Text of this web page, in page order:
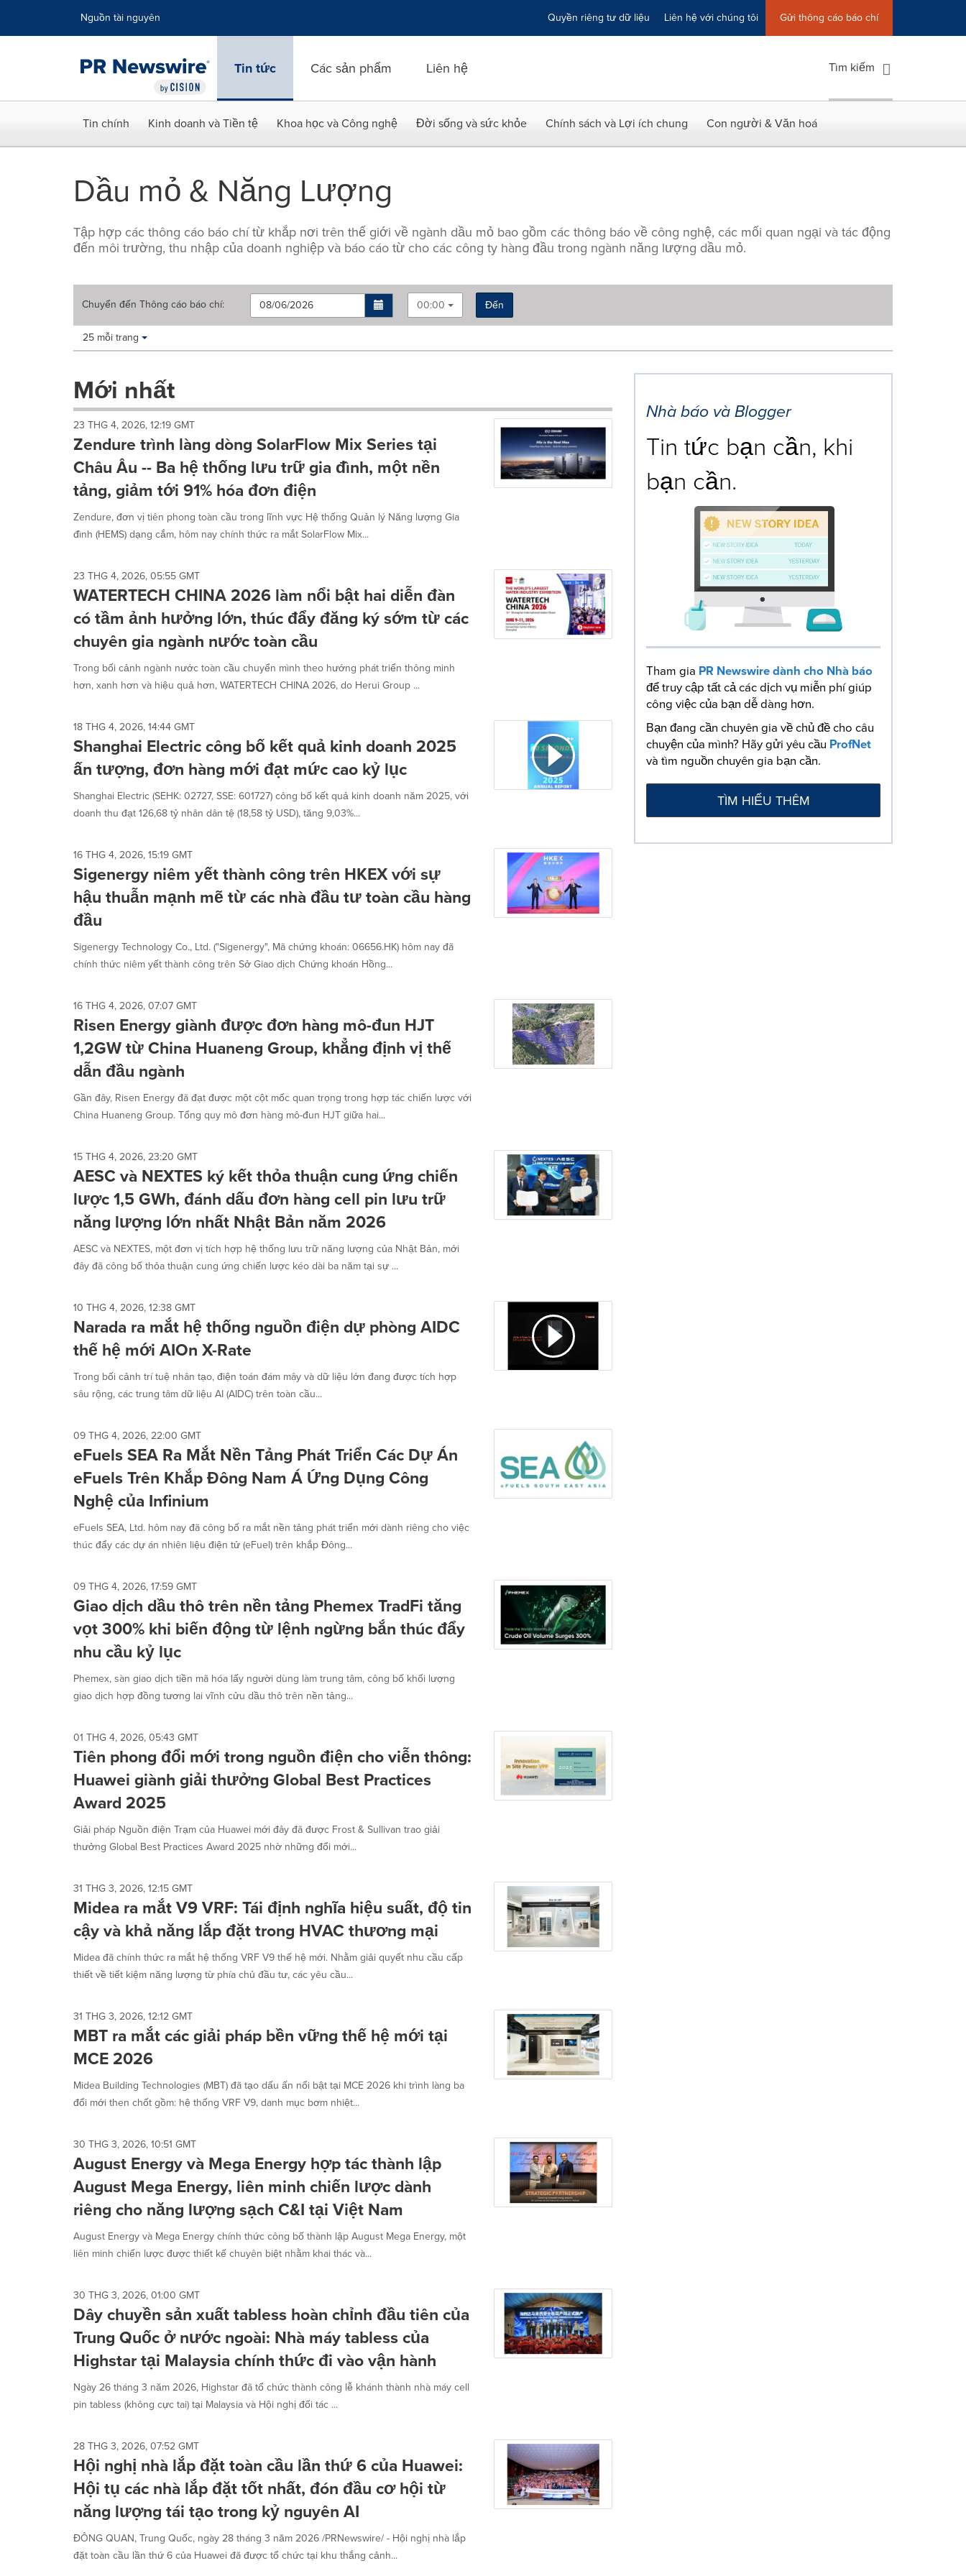
Nguồn tài nguyên Quyền riêng tư dữ liệu Liên hệ với chúng tôi Gửi thông cáo báo chí
Tin tức Các sản phẩm Liên hệ Tìm kiếm
Tin chính Kinh doanh và Tiền tệ Khoa học và Công nghệ Đời sống và sức khỏe Chính sách và Lợi ích chung Con người & Văn hoá
Dầu mỏ & Năng Lượng
Tập hợp các thông cáo báo chí từ khắp nơi trên thế giới về ngành dầu mỏ bao gồm các thông báo về công nghệ, các mối quan ngại và tác động
đến môi trường, thu nhập của doanh nghiệp và báo cáo từ cho các công ty hàng đầu trong ngành năng lượng dầu mỏ.
Chuyển đến Thông cáo báo chí: 00:00
Đến
Making
these
dropdown
cause
content
on
this
page
change.
News
update
as
each
option
selected.
Items per page:
25 mỗi trang
Mới nhất
23 THG 4, 2026, 12:19 GMT
Zendure trình làng dòng SolarFlow Mix Series tại
Châu Âu -- Ba hệ thống lưu trữ gia đình, một nền
tảng, giảm tới 91% hóa đơn điện
Zendure, đơn vị tiên phong toàn cầu trong lĩnh vực Hệ thống Quản lý Năng lượng Gia
đình (HEMS) dạng cắm, hôm nay chính thức ra mắt SolarFlow Mix...
23 THG 4, 2026, 05:55 GMT
WATERTECH CHINA 2026 làm nổi bật hai diễn đàn
có tầm ảnh hưởng lớn, thúc đẩy đăng ký sớm từ các
chuyên gia ngành nước toàn cầu
Trong bối cảnh ngành nước toàn cầu chuyển mình theo hướng phát triển thông minh
hơn, xanh hơn và hiệu quả hơn, WATERTECH CHINA 2026, do Herui Group ...
18 THG 4, 2026, 14:44 GMT
Shanghai Electric công bố kết quả kinh doanh 2025
ấn tượng, đơn hàng mới đạt mức cao kỷ lục
Shanghai Electric (SEHK: 02727, SSE: 601727) công bố kết quả kinh doanh năm 2025, với
doanh thu đạt 126,68 tỷ nhân dân tệ (18,58 tỷ USD), tăng 9,03%...
16 THG 4, 2026, 15:19 GMT
Sigenergy niêm yết thành công trên HKEX với sự
hậu thuẫn mạnh mẽ từ các nhà đầu tư toàn cầu hàng
đầu
Sigenergy Technology Co., Ltd. ("Sigenergy", Mã chứng khoán: 06656.HK) hôm nay đã
chính thức niêm yết thành công trên Sở Giao dịch Chứng khoán Hồng...
16 THG 4, 2026, 07:07 GMT
Risen Energy giành được đơn hàng mô-đun HJT
1,2GW từ China Huaneng Group, khẳng định vị thế
dẫn đầu ngành
Gần đây, Risen Energy đã đạt được một cột mốc quan trọng trong hợp tác chiến lược với
China Huaneng Group. Tổng quy mô đơn hàng mô-đun HJT giữa hai...
15 THG 4, 2026, 23:20 GMT
AESC và NEXTES ký kết thỏa thuận cung ứng chiến
lược 1,5 GWh, đánh dấu đơn hàng cell pin lưu trữ
năng lượng lớn nhất Nhật Bản năm 2026
AESC và NEXTES, một đơn vị tích hợp hệ thống lưu trữ năng lượng của Nhật Bản, mới
đây đã công bố thỏa thuận cung ứng chiến lược kéo dài ba năm tại sự ...
10 THG 4, 2026, 12:38 GMT
Narada ra mắt hệ thống nguồn điện dự phòng AIDC
thế hệ mới AIOn X-Rate
Trong bối cảnh trí tuệ nhân tạo, điện toán đám mây và dữ liệu lớn đang được tích hợp
sâu rộng, các trung tâm dữ liệu AI (AIDC) trên toàn cầu...
09 THG 4, 2026, 22:00 GMT
eFuels SEA Ra Mắt Nền Tảng Phát Triển Các Dự Án
eFuels Trên Khắp Đông Nam Á Ứng Dụng Công
Nghệ của Infinium
eFuels SEA, Ltd. hôm nay đã công bố ra mắt nền tảng phát triển mới dành riêng cho việc
thúc đẩy các dự án nhiên liệu điện tử (eFuel) trên khắp Đông...
09 THG 4, 2026, 17:59 GMT
Giao dịch dầu thô trên nền tảng Phemex TradFi tăng
vọt 300% khi biến động từ lệnh ngừng bắn thúc đẩy
nhu cầu kỷ lục
Phemex, sàn giao dịch tiền mã hóa lấy người dùng làm trung tâm, công bố khối lượng
giao dịch hợp đồng tương lai vĩnh cửu dầu thô trên nền tảng...
01 THG 4, 2026, 05:43 GMT
Tiên phong đổi mới trong nguồn điện cho viễn thông:
Huawei giành giải thưởng Global Best Practices
Award 2025
Giải pháp Nguồn điện Trạm của Huawei mới đây đã được Frost & Sullivan trao giải
thưởng Global Best Practices Award 2025 nhờ những đổi mới...
31 THG 3, 2026, 12:15 GMT
Midea ra mắt V9 VRF: Tái định nghĩa hiệu suất, độ tin
cậy và khả năng lắp đặt trong HVAC thương mại
Midea đã chính thức ra mắt hệ thống VRF V9 thế hệ mới. Nhằm giải quyết nhu cầu cấp
thiết về tiết kiệm năng lượng từ phía chủ đầu tư, các yêu cầu...
31 THG 3, 2026, 12:12 GMT
MBT ra mắt các giải pháp bền vững thế hệ mới tại
MCE 2026
Midea Building Technologies (MBT) đã tạo dấu ấn nổi bật tại MCE 2026 khi trình làng ba
đổi mới then chốt gồm: hệ thống VRF V9, danh mục bơm nhiệt...
30 THG 3, 2026, 10:51 GMT
August Energy và Mega Energy hợp tác thành lập
August Mega Energy, liên minh chiến lược dành
riêng cho năng lượng sạch C&I tại Việt Nam
August Energy và Mega Energy chính thức công bố thành lập August Mega Energy, một
liên minh chiến lược được thiết kế chuyên biệt nhằm khai thác và...
30 THG 3, 2026, 01:00 GMT
Dây chuyền sản xuất tabless hoàn chỉnh đầu tiên của
Trung Quốc ở nước ngoài: Nhà máy tabless của
Highstar tại Malaysia chính thức đi vào vận hành
Ngày 26 tháng 3 năm 2026, Highstar đã tổ chức thành công lễ khánh thành nhà máy cell
pin tabless (không cực tai) tại Malaysia và Hội nghị đối tác ...
28 THG 3, 2026, 07:52 GMT
Hội nghị nhà lắp đặt toàn cầu lần thứ 6 của Huawei:
Hội tụ các nhà lắp đặt tốt nhất, đón đầu cơ hội từ
năng lượng tái tạo trong kỷ nguyên AI
ĐÔNG QUAN, Trung Quốc, ngày 28 tháng 3 năm 2026 /PRNewswire/ - Hội nghị nhà lắp
đặt toàn cầu lần thứ 6 của Huawei đã được tổ chức tại khu thắng cảnh...
Nhà báo và Blogger
Tin tức bạn cần, khi
bạn cần.
Tham gia PR Newswire dành cho Nhà báo
để truy cập tất cả các dịch vụ miễn phí giúp
công việc của bạn dễ dàng hơn.
Bạn đang cần chuyên gia về chủ đề cho câu
chuyện của mình? Hãy gửi yêu cầu ProfNet
và tìm nguồn chuyên gia bạn cần.
TÌM HIỂU THÊM